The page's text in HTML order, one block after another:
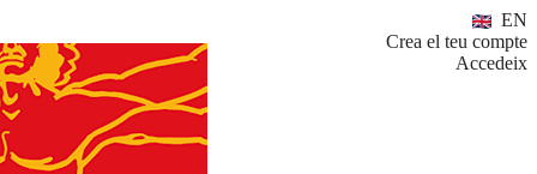
EN
Crea el teu compte
Accedeix